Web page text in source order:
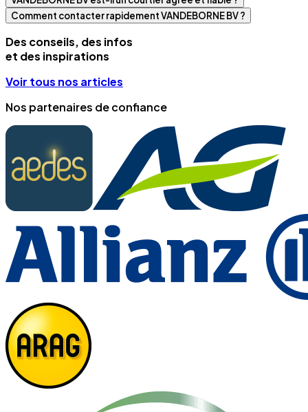
Comment contacter rapidement VANDEBORNE BV ?
Des conseils, des infos
et des inspirations
Voir tous nos articles
Nos partenaires de confiance